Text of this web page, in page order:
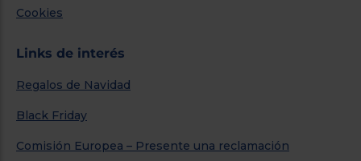
Cookies
Links de interés
Regalos de Navidad
Black Friday
Comisión Europea – Presente una reclamación